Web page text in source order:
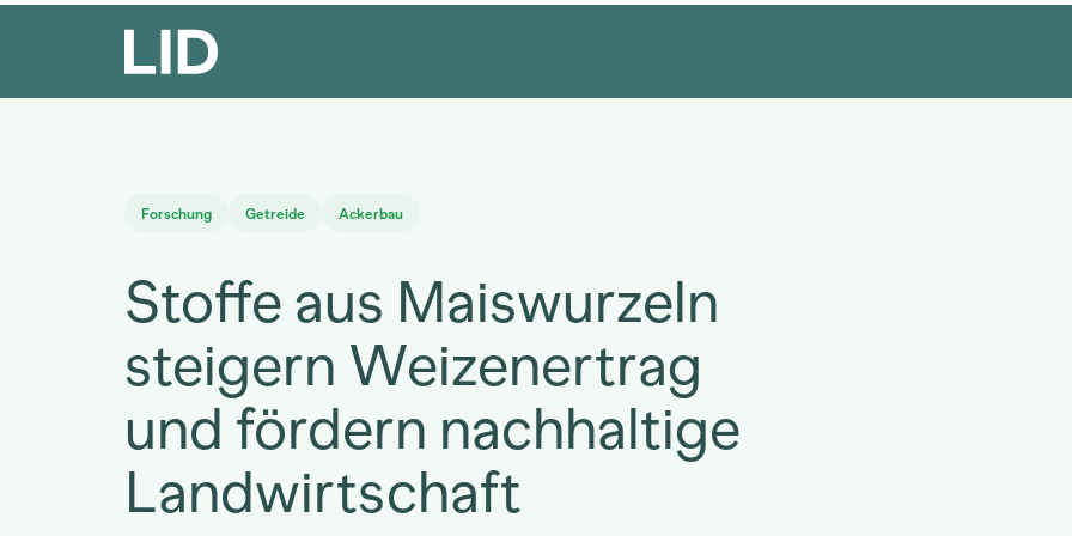
Forschung Getreide Ackerbau
Stoffe aus Maiswurzeln
steigern Weizenertrag
und fördern nachhaltige
Landwirtschaft